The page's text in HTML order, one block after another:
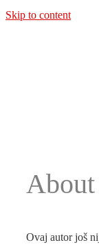
Skip to content
About
Ovaj autor još